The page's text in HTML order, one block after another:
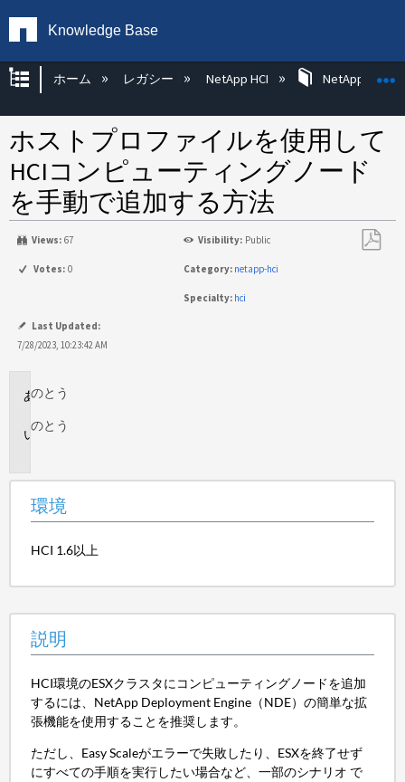
Knowledge Base
グローバル階層を展開/折りたたむ
ホーム レガシー NetApp HCI NetApp HCI
ホストプロファイルを使用して
HCIコンピューティングノード
を手動で追加する方法
Views: 67 Visibility: Public
Votes: 0 Category: netapp-hci
Specialty: hci
Last Updated:
7/28/2023, 10:23:42 AM
環
説
のとう
のとう
環境
HCI 1.6以上
説明
HCI環境のESXクラスタにコンピューティングノードを追加
するには、NetApp Deployment Engine（NDE）の簡単な拡
張機能を使用することを推奨します。
ただし、Easy Scaleがエラーで失敗したり、ESXを終了せず
にすべての手順を実行したい場合など、一部のシナリオ で